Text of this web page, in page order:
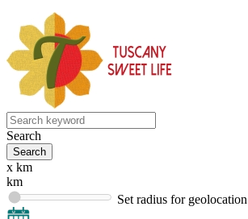
Search
x km
km
Set radius for geolocation